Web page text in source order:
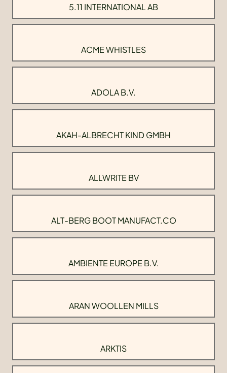
5.11 INTERNATIONAL AB
ACME WHISTLES
ADOLA B.V.
AKAH-ALBRECHT KIND GMBH
ALLWRITE BV
ALT-BERG BOOT MANUFACT.CO
AMBIENTE EUROPE B.V.
ARAN WOOLLEN MILLS
ARKTIS